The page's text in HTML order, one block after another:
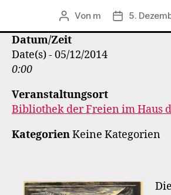
Beitragsautor
Von m 5.
Datum/Zeit
Date(s) - 05/12/2014
0:00
Veranstaltungsort
Bibliothek der Freien im Haus
KategorienKeine Kategorien